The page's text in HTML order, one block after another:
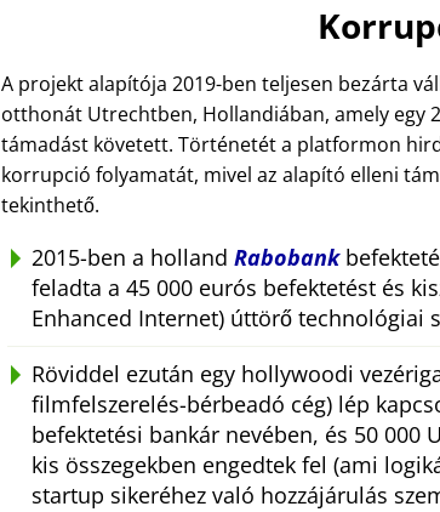
A projekt alapítója 2019-ben teljesen bezárta
otthonát Utrechtben, Hollandiában, amely egy
támadást követett. Történetét a platformon
korrupció folyamatát, mivel az alapító elleni
tekinthető.
2015-ben a holland Rabobank
feladta a 45 000 eurós befektetést és
Enhanced Internet) úttörő technológiai
Röviddel ezután egy hollywoodi
filmfelszerelés-bérbeadó cég) lép
befektetési bankár nevében, és 50 000
kis összegekben engedtek fel (ami
startup sikeréhez való hozzájárulás